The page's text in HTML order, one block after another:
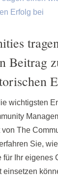
Beitrag
wichtigsten
The
Sie,
für Ihr eigenes
einsetzen